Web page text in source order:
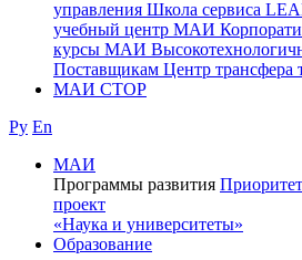
управления Школа сервиса
учебный центр МАИ
курсы МАИ
Поставщикам Центр трансфера
МАИ СТОР
Ру En
МАИ
Программы развития
проект
«Наука и университеты»
Образование